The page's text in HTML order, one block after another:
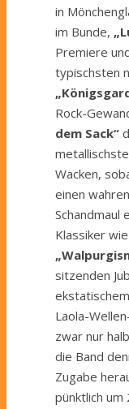
in
im Bunde,
Premiere
typischsten
Rock-
dem Sack“
Wacken,
einen
Schandmaul
Klassiker wie
sitzenden
Laola-
zwar nur
die Band
Zugabe
pünktlich um